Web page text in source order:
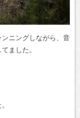
ニングしながら、音
ました。